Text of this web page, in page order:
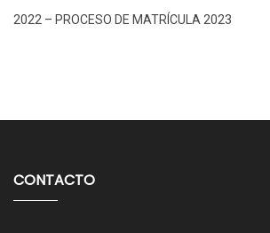
2022 – PROCESO DE MATRÍCULA 2023
CONTACTO